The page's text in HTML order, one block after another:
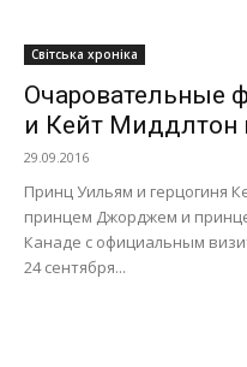
Світська хроніка
Очаровательные
и Кейт Миддлтон
29.09.2016
Принц Уильям и герцогиня
принцем Джорджем и
Канаде с официальным
24 сентября...